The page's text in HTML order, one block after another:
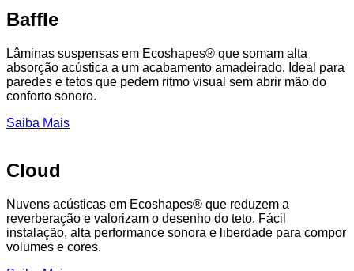
Baffle
Lâminas suspensas em Ecoshapes® que somam alta
absorção acústica a um acabamento amadeirado. Ideal para
paredes e tetos que pedem ritmo visual sem abrir mão do
conforto sonoro.
Saiba Mais
Cloud
Nuvens acústicas em Ecoshapes® que reduzem a
reverberação e valorizam o desenho do teto. Fácil
instalação, alta performance sonora e liberdade para compor
volumes e cores.